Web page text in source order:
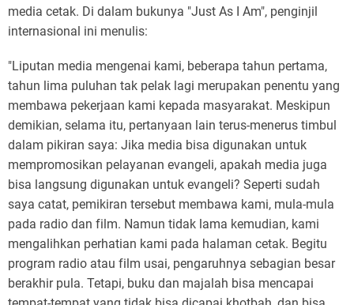
media cetak. Di dalam bukunya "Just As I Am", penginjil
internasional ini menulis:
"Liputan media mengenai kami, beberapa tahun pertama,
tahun lima puluhan tak pelak lagi merupakan penentu yang
membawa pekerjaan kami kepada masyarakat. Meskipun
demikian, selama itu, pertanyaan lain terus-menerus timbul
dalam pikiran saya: Jika media bisa digunakan untuk
mempromosikan pelayanan evangeli, apakah media juga
bisa langsung digunakan untuk evangeli? Seperti sudah
saya catat, pemikiran tersebut membawa kami, mula-mula
pada radio dan film. Namun tidak lama kemudian, kami
mengalihkan perhatian kami pada halaman cetak. Begitu
program radio atau film usai, pengaruhnya sebagian besar
berakhir pula. Tetapi, buku dan majalah bisa mencapai